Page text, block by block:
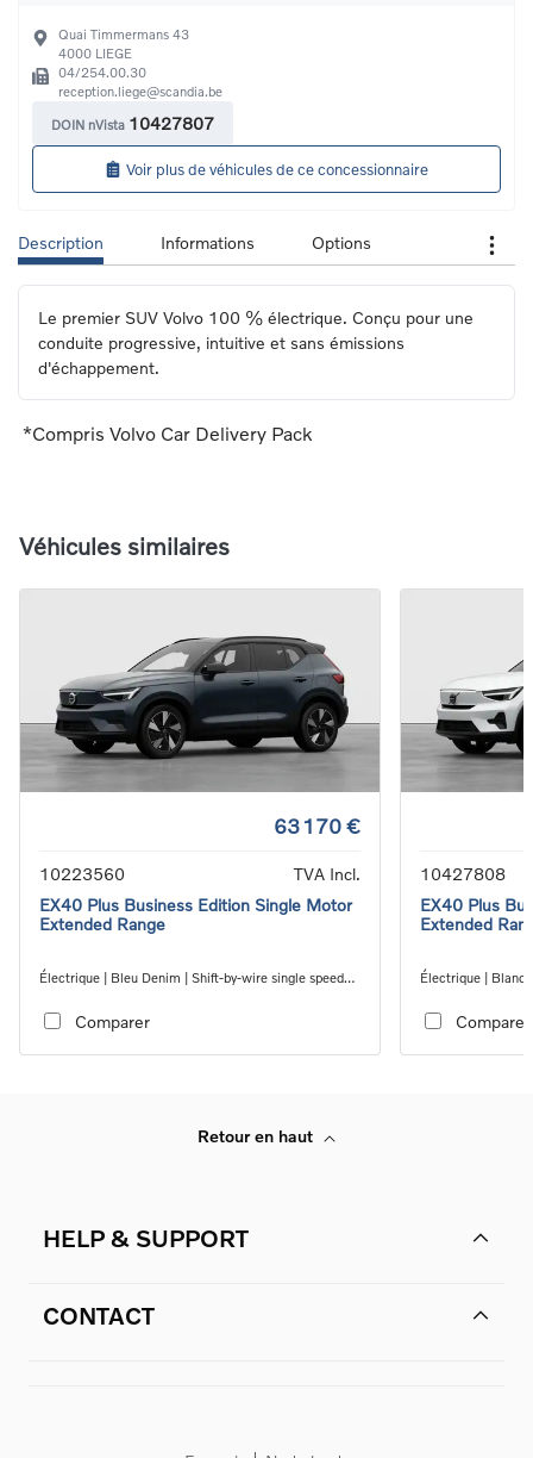
Quai Timmermans 43
4000 LIEGE
04/254.00.30
reception.liege@scandia.be
DOIN nVista 10427807
Voir plus de véhicules de ce concessionnaire
Description Informations Options
Le premier SUV Volvo 100 % électrique. Conçu pour une
conduite progressive, intuitive et sans émissions
d'échappement.
*Compris Volvo Car Delivery Pack
Véhicules similaires
63 170 €
10223560
TVA Incl.
EX40 Plus Business Edition Single Motor
Extended Range
Électrique | Bleu Denim | Shift-by-wire single speed
Comparer
10427808
EX40 Plus
Extended
Électrique | Blanc
Comparer
Retour en haut
HELP & SUPPORT
CONTACT